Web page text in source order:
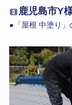
鹿児島市Y
●「屋根 中塗り」